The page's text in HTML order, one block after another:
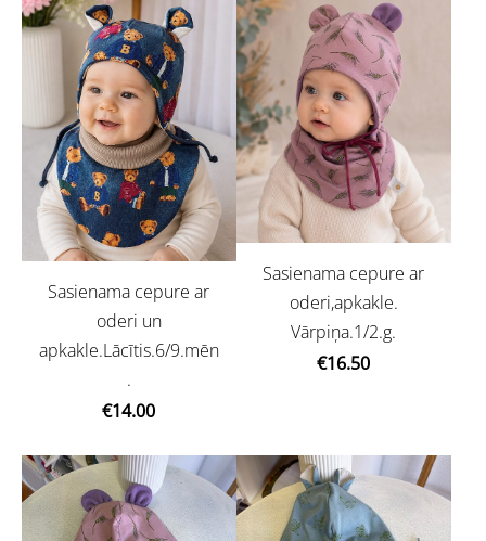
Sasienama cepure ar
oderi un
apkakle.Lācītis.6/9.mēn
.
€14.00
Sasienama cepure ar
oderi,apkakle.
Vārpiņa.1/2.g.
€16.50